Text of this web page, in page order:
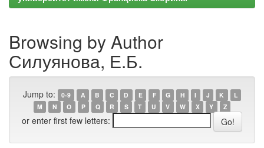
Browsing by Author
Силуянова, Е.Б.
Jump to: 0-9 A B C D E F G H I J K
L
M
N O P Q R S T U V W X Y Z
or enter first few letters: